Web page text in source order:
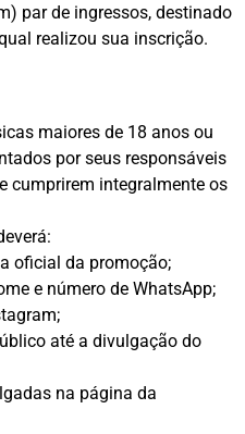
par de ingressos, destinado
realizou sua inscrição.
maiores de 18 anos ou
por seus responsáveis
cumprirem integralmente os
oficial da promoção;
e número de WhatsApp;
até a divulgação do
na página da